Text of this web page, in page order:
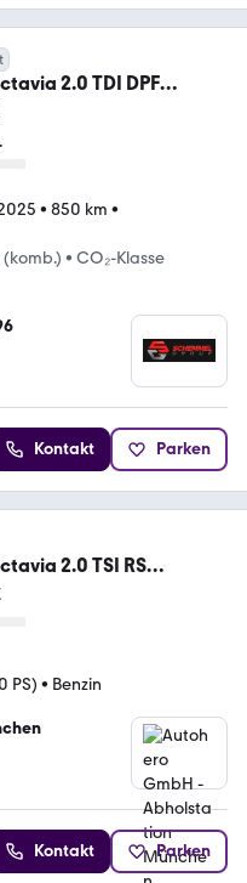
2.0 TDI DPF
18Zoll
• 850 km •
• CO₂-Klasse
Kontakt Parken
2.0 TSI RS
PS) • Benzin
Kontakt Parken